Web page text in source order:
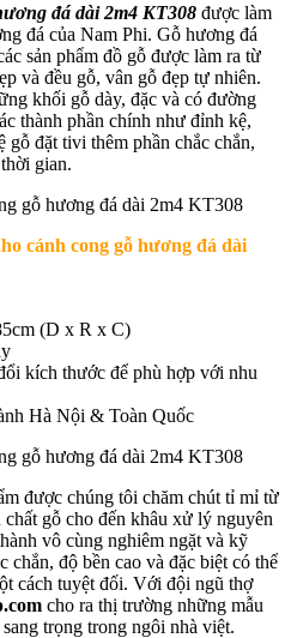
đá dài 2m4 KT308 được làm
đá của Nam Phi. Gỗ hương đá
sản phẩm đồ gỗ được làm ra từ
và đều gỗ, vân gỗ đẹp tự nhiên.
khối gỗ dày, đặc và có đường
thành phần chính như đỉnh kệ,
đặt tivi thêm phần chắc chắn,
gian.
cánh cong gỗ hương đá dài
(D x R x C)
kích thước để phù hợp với nhu
Hà Nội & Toàn Quốc
được chúng tôi chăm chút tỉ mỉ từ
gỗ cho đến khâu xử lý nguyên
vô cùng nghiêm ngặt và kỹ
độ bền cao và đặc biệt có thể
cách tuyệt đối. Với đội ngũ thợ
cho ra thị trường những mẫu
trọng trong ngôi nhà việt.